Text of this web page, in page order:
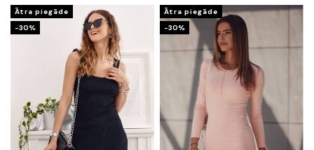
Ātra piegāde
-30%
Ātra piegāde
-30%